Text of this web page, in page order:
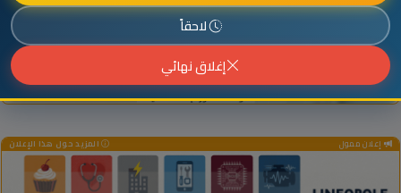
لاحقاً
إغلاق نهائي
إعلان ممول المزيد حول هذا الإعلان
إعلان ممول المزيد حول هذا الإعلان